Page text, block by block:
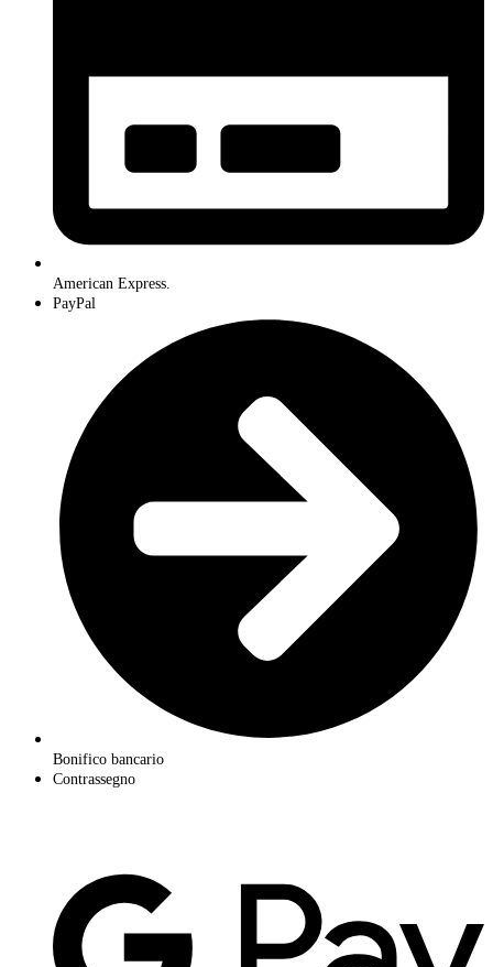
American Express.
PayPal
Bonifico bancario
Contrassegno